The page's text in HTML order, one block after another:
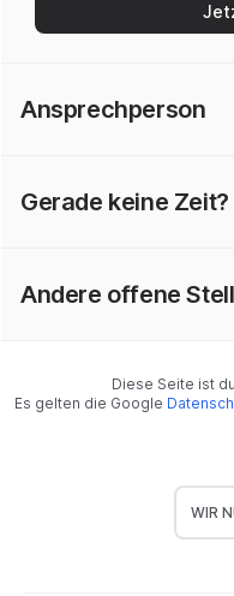
Ansprechperson
Gerade keine
Andere offene
Diese Seite ist
Es gelten die Google
WIR